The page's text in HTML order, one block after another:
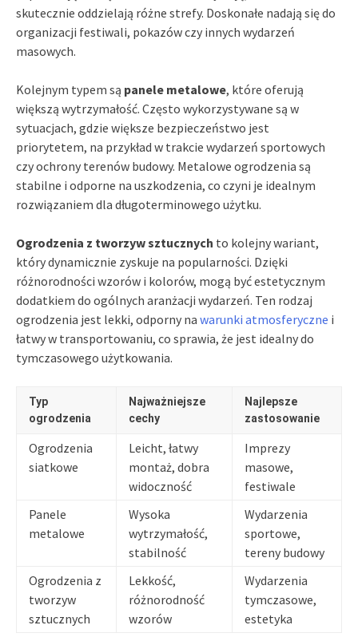
skutecznie oddzielają różne strefy. Doskonałe nadają się do
organizacji festiwali, pokazów czy innych wydarzeń
masowych.
Kolejnym typem są panele metalowe, które oferują
większą wytrzymałość. Często wykorzystywane są w
sytuacjach, gdzie większe bezpieczeństwo jest
priorytetem, na przykład w trakcie wydarzeń sportowych
czy ochrony terenów budowy. Metalowe ogrodzenia są
stabilne i odporne na uszkodzenia, co czyni je idealnym
rozwiązaniem dla długoterminowego użytku.
Ogrodzenia z tworzyw sztucznych to kolejny wariant,
który dynamicznie zyskuje na popularności. Dzięki
różnorodności wzorów i kolorów, mogą być estetycznym
dodatkiem do ogólnych aranżacji wydarzeń. Ten rodzaj
ogrodzenia jest lekki, odporny na warunki atmosferyczne i
łatwy w transportowaniu, co sprawia, że jest idealny do
tymczasowego użytkowania.
Typ
ogrodzenia
Najważniejsze
cechy
Najlepsze
zastosowanie
Ogrodzenia
siatkowe
Leicht, łatwy
montaż, dobra
widoczność
Imprezy
masowe,
festiwale
Panele
metalowe
Wysoka
wytrzymałość,
stabilność
Wydarzenia
sportowe,
tereny budowy
Ogrodzenia z
tworzyw
sztucznych
Lekkość,
różnorodność
wzorów
Wydarzenia
tymczasowe,
estetyka